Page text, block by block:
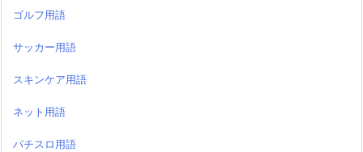
ゴルフ用語
サッカー用語
スキンケア用語
ネット用語
パチスロ用語